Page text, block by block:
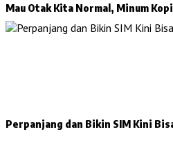
Mau Otak Kita Normal, Minum
Perpanjang dan Bikin SIM Kini